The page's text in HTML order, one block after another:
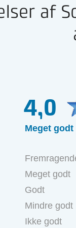
af
4,0
Meget godt
Meget godt
Godt
Mindre godt
Ikke godt